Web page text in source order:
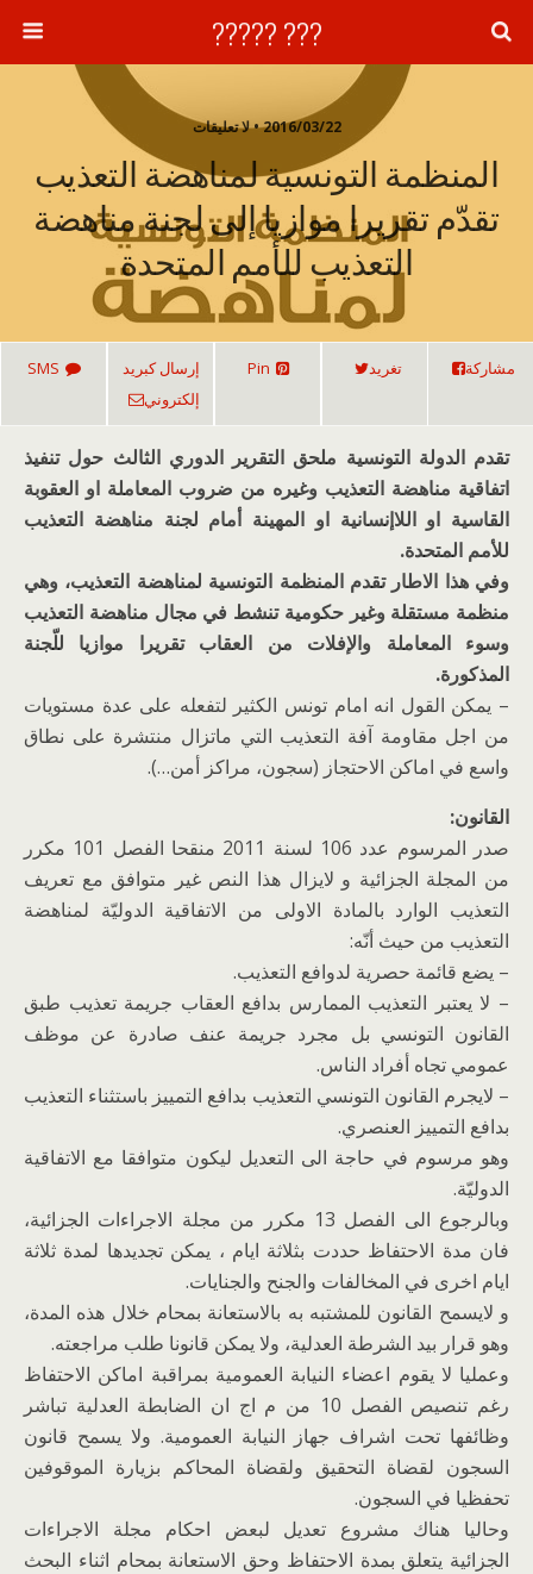
??? ?????
2016/03/22 • لا تعليقات
المنظمة التونسية لمناهضة التعذيب
تقدّم تقريرا موازيا إلى لجنة مناهضة
التعذيب للأمم المتحدة
مشاركة تغريد Pin
إرسال كبريد
إلكتروني
SMS
تقدم الدولة التونسية ملحق التقرير الدوري الثالث حول تنفيذ
اتفاقية مناهضة التعذيب وغيره من ضروب المعاملة او العقوبة
القاسية او اللاإنسانية او المهينة أمام لجنة مناهضة التعذيب
للأمم المتحدة.
وفي هذا الاطار تقدم المنظمة التونسية لمناهضة التعذيب، وهي
منظمة مستقلة وغير حكومية تنشط في مجال مناهضة التعذيب
وسوء المعاملة والإفلات من العقاب تقريرا موازيا للّجنة
المذكورة.
– يمكن القول انه امام تونس الكثير لتفعله على عدة مستويات
من اجل مقاومة آفة التعذيب التي ماتزال منتشرة على نطاق
واسع في اماكن الاحتجاز (سجون، مراكز أمن…).
القانون:
صدر المرسوم عدد 106 لسنة 2011 منقحا الفصل 101 مكرر
من المجلة الجزائية و لايزال هذا النص غير متوافق مع تعريف
التعذيب الوارد بالمادة الاولى من الاتفاقية الدوليّة لمناهضة
التعذيب من حيث أنّه:
– يضع قائمة حصرية لدوافع التعذيب.
– لا يعتبر التعذيب الممارس بدافع العقاب جريمة تعذيب طبق
القانون التونسي بل مجرد جريمة عنف صادرة عن موظف
عمومي تجاه أفراد الناس.
– لايجرم القانون التونسي التعذيب بدافع التمييز باستثناء التعذيب
بدافع التمييز العنصري.
وهو مرسوم في حاجة الى التعديل ليكون متوافقا مع الاتفاقية
الدوليّة.
وبالرجوع الى الفصل 13 مكرر من مجلة الاجراءات الجزائية،
فان مدة الاحتفاظ حددت بثلاثة ايام ، يمكن تجديدها لمدة ثلاثة
ايام اخرى في المخالفات والجنح والجنايات.
و لايسمح القانون للمشتبه به بالاستعانة بمحام خلال هذه المدة،
وهو قرار بيد الشرطة العدلية، ولا يمكن قانونا طلب مراجعته.
وعمليا لا يقوم اعضاء النيابة العمومية بمراقبة اماكن الاحتفاظ
رغم تنصيص الفصل 10 من م اج ان الضابطة العدلية تباشر
وظائفها تحت اشراف جهاز النيابة العمومية. ولا يسمح قانون
السجون لقضاة التحقيق ولقضاة المحاكم بزيارة الموقوفين
تحفظيا في السجون.
وحاليا هناك مشروع تعديل لبعض احكام مجلة الاجراءات
الجزائية يتعلق بمدة الاحتفاظ وحق الاستعانة بمحام اثناء البحث